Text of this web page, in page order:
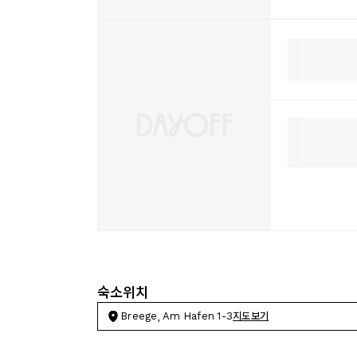
숙소위치
Breege, Am Hafen 1-3지도보기